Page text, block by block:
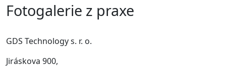
Fotogalerie z praxe
GDS Technology s. r. o.
Jiráskova 900,